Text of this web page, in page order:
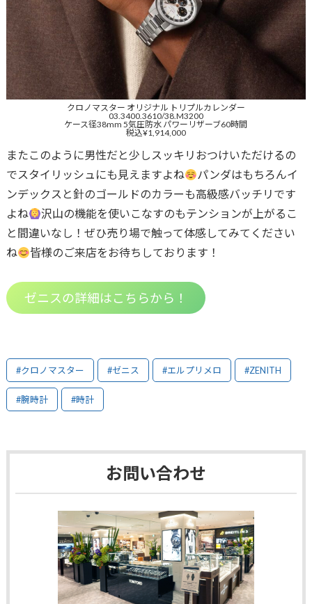
クロノマスター オリジナル トリプルカレンダー
03.3400.3610/38.M3200
ケース径38mm 5気圧防水 パワーリザーブ60時間
税込¥1,914,000
またこのように男性だと少しスッキリおつけいただけるの
でスタイリッシュにも見えますよね
パンダはもちろんイ
ンデックスと針のゴールドのカラーも高級感バッチリです
よね
沢山の機能を使いこなすのもテンションが上がるこ
と間違いなし！ぜひ売り場で触って体感してみてください
ね
皆様のご来店をお待ちしております！
ゼニスの詳細はこちらから！
#クロノマスター #ゼニス #エルプリメロ #ZENITH
#腕時計 #時計
お問い合わせ